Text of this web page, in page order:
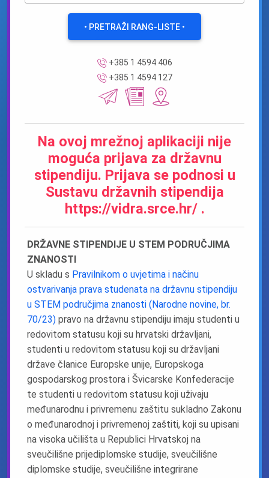
• PRETRAŽI RANG-LISTE •
+385 1 4594 406
+385 1 4594 127
Na ovoj mrežnoj aplikaciji nije
moguća prijava za državnu
stipendiju. Prijava se podnosi u
Sustavu državnih stipendija
https://vidra.srce.hr/ .
DRŽAVNE STIPENDIJE U STEM PODRUČJIMA
ZNANOSTI
U skladu s Pravilnikom o uvjetima i načinu
ostvarivanja prava studenata na državnu stipendiju
u STEM područjima znanosti (Narodne novine, br.
70/23) pravo na državnu stipendiju imaju studenti u
redovitom statusu koji su hrvatski državljani,
studenti u redovitom statusu koji su državljani
države članice Europske unije, Europskoga
gospodarskog prostora i Švicarske Konfederacije
te studenti u redovitom statusu koji uživaju
međunarodnu i privremenu zaštitu sukladno Zakonu
o međunarodnoj i privremenoj zaštiti, koji su upisani
na visoka učilišta u Republici Hrvatskoj na
sveučilišne prijediplomske studije, sveučilišne
diplomske studije, sveučilišne integrirane